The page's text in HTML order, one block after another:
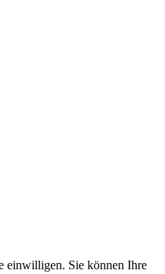
einwilligen. Sie können Ihre